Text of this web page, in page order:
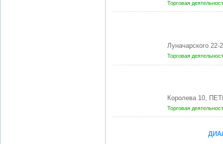
Торговая
Луначарского
Торговая
Королева 10,
Торговая